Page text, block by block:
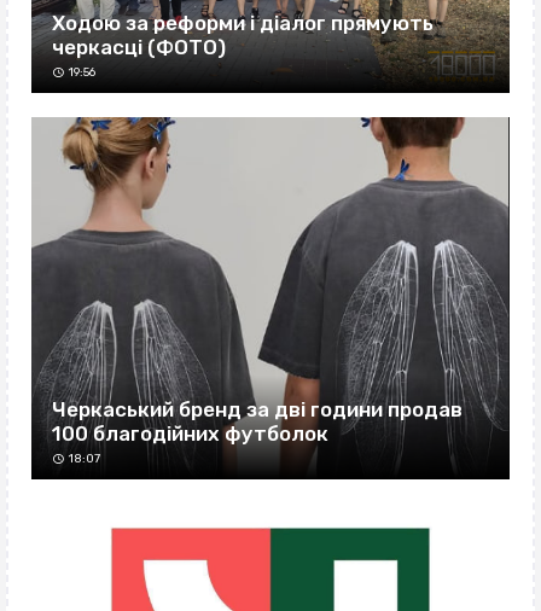
Ходою за реформи і діалог прямують
черкасці (ФОТО)
19:56
Черкаський бренд за дві години продав
100 благодійних футболок
18:07